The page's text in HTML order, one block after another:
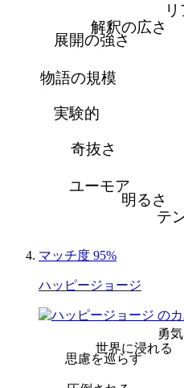
テ
明るさ
ユーモア
奇抜さ
実験的
物語の規模
展開の強さ
解釈の広さ
マッチ度 95%
ハッピージョージ
勇
思慮を巡らす
世界に浸れる